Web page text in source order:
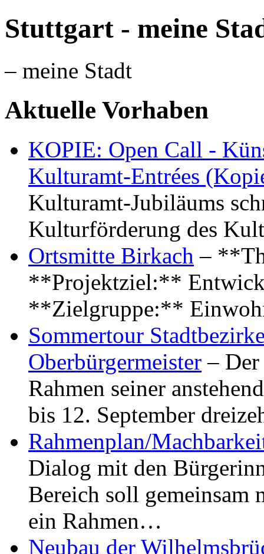
Stuttgart - meine
– meine Stadt
Aktuelle Vorhaben
KOPIE: Open Call -
Kulturamt-Entrées
Kulturamt-Jubiläums
Kulturförderung des
Ortsmitte Birkach –
**Projektziel:**
**Zielgruppe:**
Sommertour
Oberbürgermeister –
Rahmen seiner
bis 12. September
Rahmenplan/
Dialog mit den
Bereich soll gemeinsam
ein Rahmen…
Neubau der